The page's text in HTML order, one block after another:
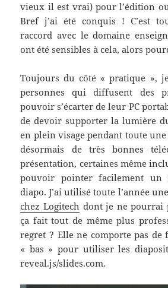
vieux il est vrai) pour l’édition
Bref j’ai été conquis ! C’est
raccord avec le domaine
ont été sensibles à cela, alors
Toujours du côté « pratique »,
personnes qui diffusent des
pouvoir s’écarter de leur PC
de devoir supporter la lumière
en plein visage pendant toute
désormais de très bonnes
présentation, certaines même
pouvoir pointer facilement un
diapo. J’ai utilisé toute l’année une
chez Logitech dont je ne pourrai
ça fait tout de même plus
regret ? Elle ne comporte pas de
« bas » pour utiliser les
reveal.js/slides.com.